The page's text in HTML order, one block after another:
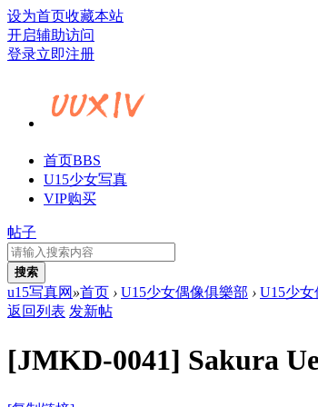
设为首页收藏本站
开启辅助访问
登录立即注册
首页BBS
U15少女写真
VIP购买
帖子
搜索
u15写真网 »首页 › U15少女偶像俱樂部 › U15少
返回列表 发新帖
[JMKD-0041] Sakura